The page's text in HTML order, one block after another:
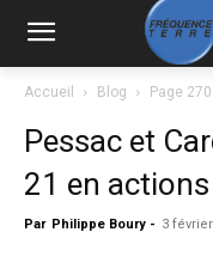
Accueil Blog Page 270
Pessac et
21 en actions
Par Philippe Boury - 3 février